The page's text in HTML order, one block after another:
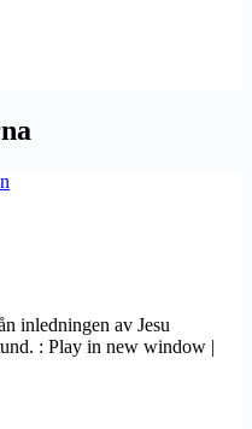
inledningen av Jesu
: Play in new window |